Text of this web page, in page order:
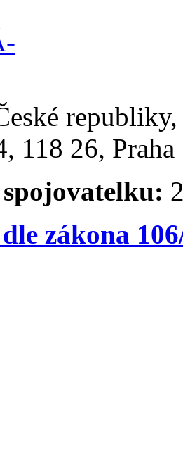
118 26,
zákona